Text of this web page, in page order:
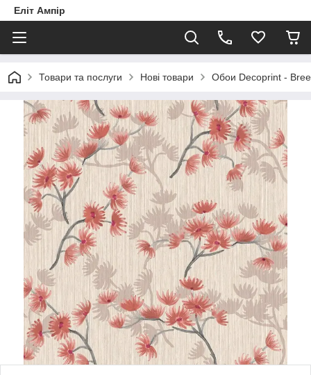
Еліт Ампір
Товари та послуги Нові товари Обои Decoprint -